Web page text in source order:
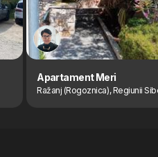
Apartament Meri
Ražanj (Rogoznica), Regiunii